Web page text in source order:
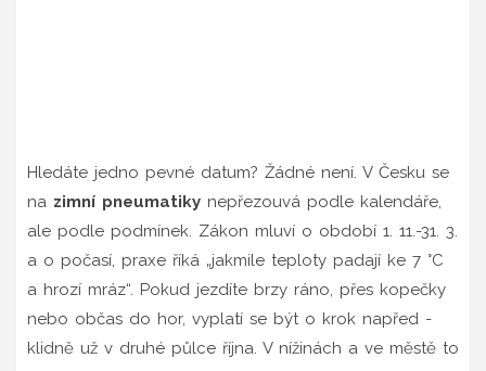
Hledáte jedno pevné datum? Žádné není. V Česku se
na zimní pneumatiky nepřezouvá podle kalendáře,
ale podle podmínek. Zákon mluví o období 1. 11.-31. 3.
a o počasí, praxe říká „jakmile teploty padají ke 7 °C
a hrozí mráz“. Pokud jezdíte brzy ráno, přes kopečky
nebo občas do hor, vyplatí se být o krok napřed -
klidně už v druhé půlce října. V nížinách a ve městě to